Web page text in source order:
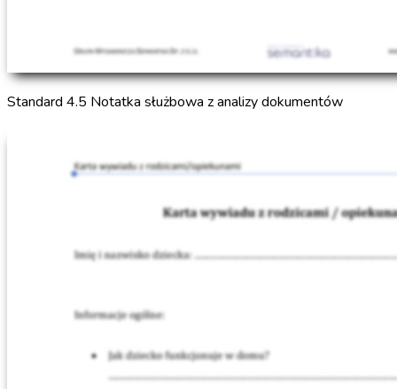
Standard 4.5 Notatka służbowa z analizy dokumentów